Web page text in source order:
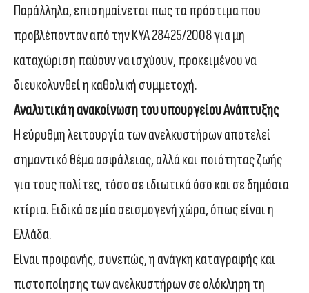
Παράλληλα, επισημαίνεται πως τα πρόστιμα που
προβλέπονταν από την ΚΥΑ 28425/2008 για μη
καταχώριση παύουν να ισχύουν, προκειμένου να
διευκολυνθεί η καθολική συμμετοχή.
Αναλυτικά η ανακοίνωση του υπουργείου Ανάπτυξης
Η εύρυθμη λειτουργία των ανελκυστήρων αποτελεί
σημαντικό θέμα ασφάλειας, αλλά και ποιότητας ζωής
για τους πολίτες, τόσο σε ιδιωτικά όσο και σε δημόσια
κτίρια. Ειδικά σε μία σεισμογενή χώρα, όπως είναι η
Ελλάδα.
Είναι προφανής, συνεπώς, η ανάγκη καταγραφής και
πιστοποίησης των ανελκυστήρων σε ολόκληρη τη